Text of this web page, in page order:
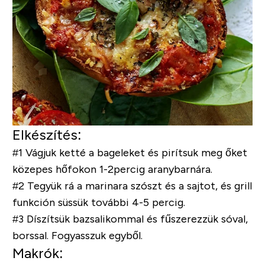
Elkészítés:
#1 Vágjuk ketté a bageleket és pirítsuk meg őket
közepes hőfokon 1-2percig aranybarnára.
#2 Tegyük rá a marinara szószt és a sajtot, és grill
funkción süssük további 4-5 percig.
#3 Díszítsük bazsalikommal és fűszerezzük sóval,
borssal. Fogyasszuk egyből.
Makrók: